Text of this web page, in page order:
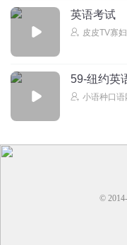
英语考试
皮皮TV寡妇
59-纽约英
小语种口语
© 2014-